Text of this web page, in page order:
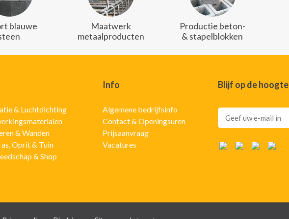
blauwe
Maatwerk
metaalproducten
Productie beton-
& stapelblokken
& Luchtdichting
& Wanden
Oprit & Tuin
& Shop
Info
Algemene bedrijfsinfo
Contact & Openingsuren
Prijsaanvraag
Vacatures
Blijf op de hoogte